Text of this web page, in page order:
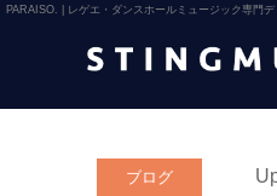
PARAISO. | レゲエ・ダンスホールミュージック専門
ブログ